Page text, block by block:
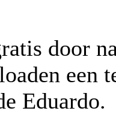
door
een
Eduardo.